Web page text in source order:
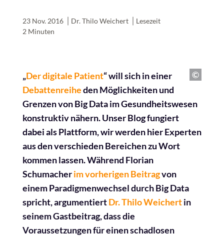
23 Nov. 2016 Dr. Thilo Weichert
Lesezeit
2 Minuten
„Der digitale Patient“ will sich in einer
Debattenreiheden Möglichkeiten und
Grenzen von Big Data im Gesundheitswesen
konstruktiv nähern. Unser Blog fungiert
dabei als Plattform, wir werden hier Experten
aus den verschieden Bereichen zu Wort
kommen lassen. Während Florian
Schumacherim vorherigen Beitragvon
einem Paradigmenwechsel durch Big Data
spricht, argumentiertDr. Thilo Weichertin
seinem Gastbeitrag, dass die
Voraussetzungen für einen schadlosen